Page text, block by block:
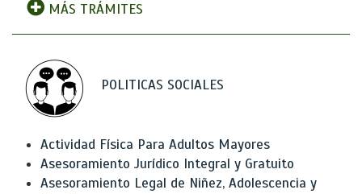
MÁS TRÁMITES
POLITICAS SOCIALES
Actividad Física Para Adultos Mayores
Asesoramiento Jurídico Integral y Gratuito
Asesoramiento Legal de Niñez, Adolescencia y